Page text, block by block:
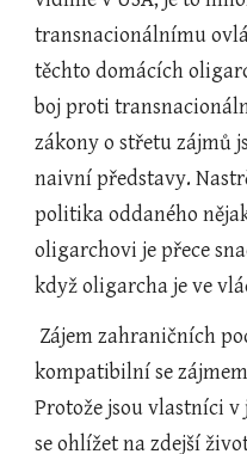
transnacionálnímu
těchto domácích
boj proti
zákony o střetu zájmů
naivní představy.
politika oddaného
oligarchovi je přece
když oligarcha je ve
kompatibilní se
Protože jsou vlastníci
se ohlížet na zdejší